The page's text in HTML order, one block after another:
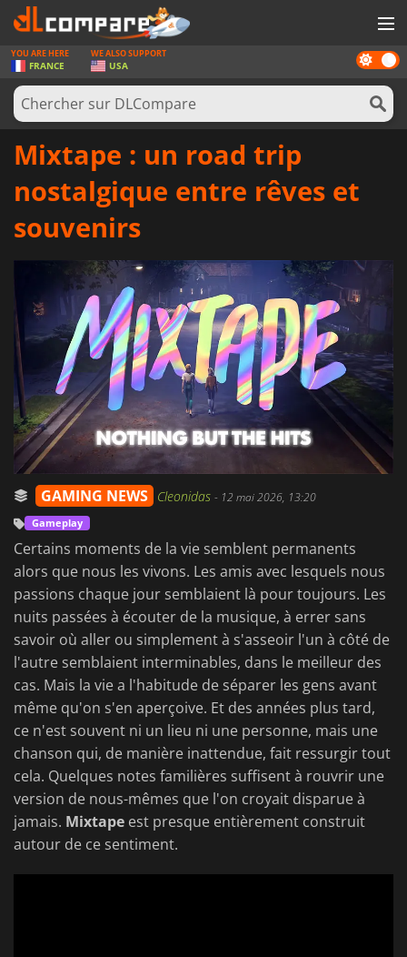
JEUX
CARTES PRÉPAYÉES
LOGICIELS
SE CONNECTER OU S'INSCRIRE
Dark
mode
YOU ARE HERE
FRANCE
WE ALSO SUPPORT
USA
Mixtape : un road trip
nostalgique entre rêves et
souvenirs
GAMING NEWS Cleonidas - 12 mai 2026, 13:20
Gameplay
Certains moments de la vie semblent permanents
alors que nous les vivons. Les amis avec lesquels nous
passions chaque jour semblaient là pour toujours. Les
nuits passées à écouter de la musique, à errer sans
savoir où aller ou simplement à s'asseoir l'un à côté de
l'autre semblaient interminables, dans le meilleur des
cas. Mais la vie a l'habitude de séparer les gens avant
même qu'on s'en aperçoive. Et des années plus tard,
ce n'est souvent ni un lieu ni une personne, mais une
chanson qui, de manière inattendue, fait ressurgir tout
cela. Quelques notes familières suffisent à rouvrir une
version de nous-mêmes que l'on croyait disparue à
jamais. Mixtape est presque entièrement construit
autour de ce sentiment.